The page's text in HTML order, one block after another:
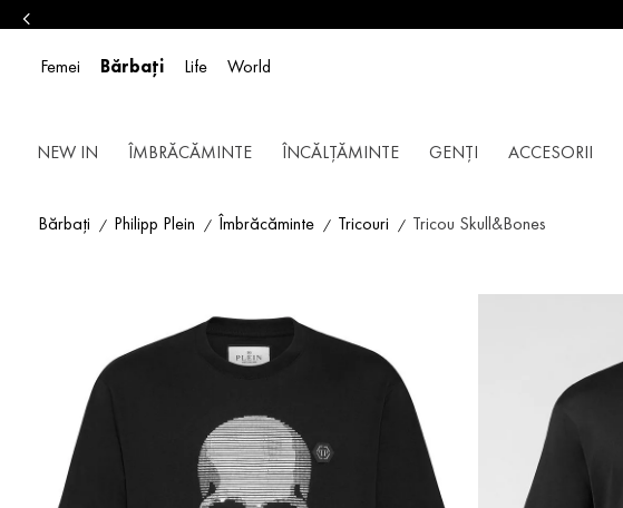
Femei Bărbați Life World
NEW IN ÎMBRĂCĂMINTE ÎNCĂLȚĂMINTE GENȚI ACCESORII
Bărbați Philipp Plein Îmbrăcăminte Tricouri Tricou Skull&Bones